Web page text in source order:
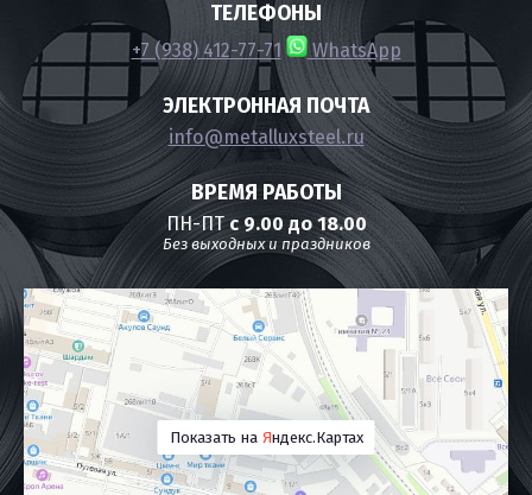
ТЕЛЕФОНЫ
+7 (938) 412-77-71 WhatsApp
ЭЛЕКТРОННАЯ ПОЧТА
info@metalluxsteel.ru
ВРЕМЯ РАБОТЫ
ПН-ПТс 9.00 до 18.00
Без выходных и праздников
Показать на Яндекс.Картах